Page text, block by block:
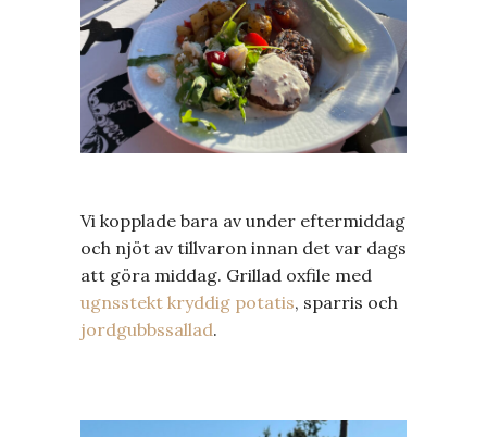
Vi kopplade bara av under eftermiddag
och njöt av tillvaron innan det var dags
att göra middag. Grillad oxfile med
ugnsstekt kryddig potatis, sparris och
jordgubbssallad.